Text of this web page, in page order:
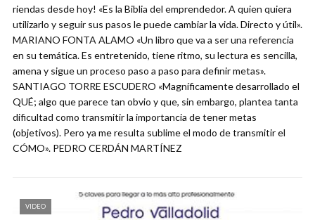
riendas desde hoy! «Es la Biblia del emprendedor. A quien quiera
utilizarlo y seguir sus pasos le puede cambiar la vida. Directo y útil».
MARIANO FONTA ALAMO «Un libro que va a ser una referencia
en su temática. Es entretenido, tiene ritmo, su lectura es sencilla,
amena y sigue un proceso paso a paso para definir metas».
SANTIAGO TORRE ESCUDERO «Magníficamente desarrollado el
QUÉ; algo que parece tan obvio y que, sin embargo, plantea tanta
dificultad como transmitir la importancia de tener metas
(objetivos). Pero ya me resulta sublime el modo de transmitir el
CÓMO». PEDRO CERDÁN MARTÍNEZ
VIDEO